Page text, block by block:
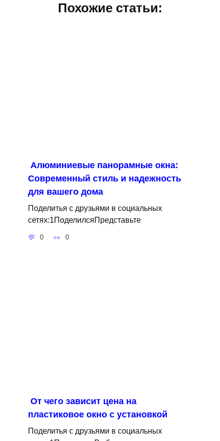
Похожие статьи:
Алюминиевые панорамные окна:
Современный стиль и надежность
для вашего дома
Поделитья с друзьями в социальных
сетях:1ПоделилсяПредставьте
0 0
От чего зависит цена на
пластиковое окно с установкой
Поделитья с друзьями в социальных